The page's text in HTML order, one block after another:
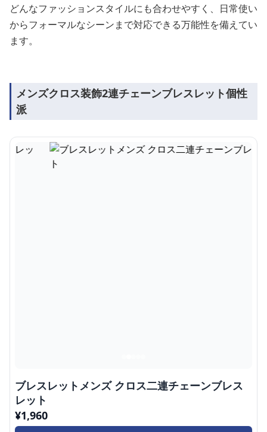
どんなファッションスタイルにも合わせやすく、日常使い
からフォーマルなシーンまで対応できる万能性を備えてい
ます。
メンズクロス装飾2連チェーンブレスレット個性
派
ブレスレットメンズ クロス二連チェーンブレス
レット
¥1,960